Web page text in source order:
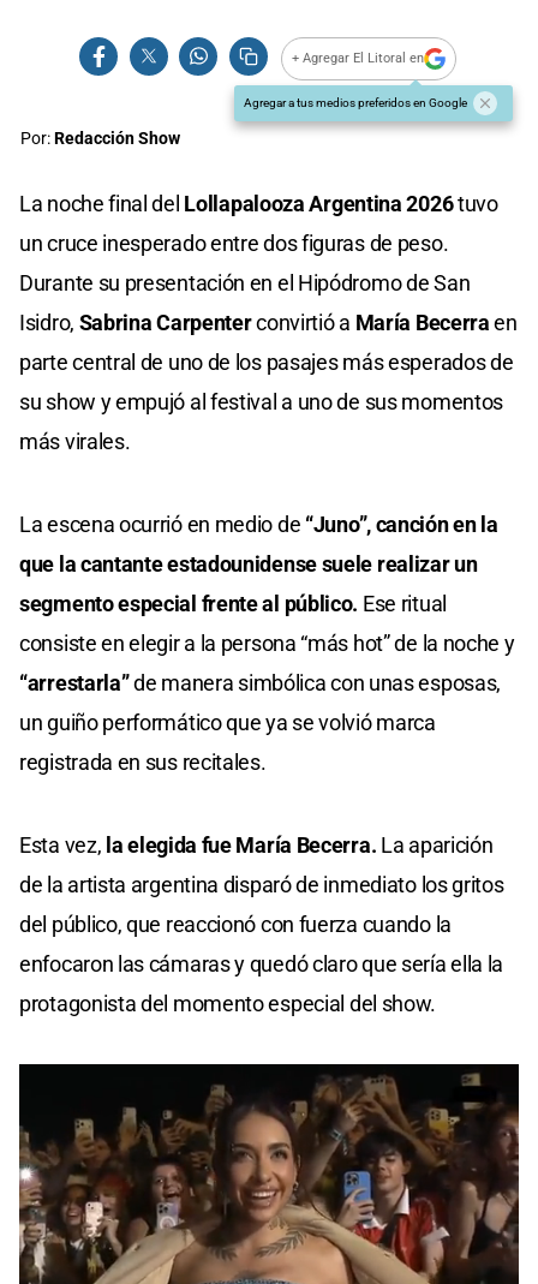
+ Agregar El Litoral en
Agregar a tus medios preferidos en Google
Por:Redacción Show
La noche final del Lollapalooza Argentina 2026tuvo
un cruce inesperado entre dos figuras de peso.
Durante su presentación en el Hipódromo de San
Isidro, Sabrina Carpenterconvirtió a María Becerraen
parte central de uno de los pasajes más esperados de
su show y empujó al festival a uno de sus momentos
más virales.
La escena ocurrió en medio de “Juno”, canción en la
que la cantante estadounidense suele realizar un
segmento especial frente al público. Ese ritual
consiste en elegir a la persona “más hot” de la noche y
“arrestarla”de manera simbólica con unas esposas,
un guiño performático que ya se volvió marca
registrada en sus recitales.
Esta vez, la elegida fue María Becerra. La aparición
de la artista argentina disparó de inmediato los gritos
del público, que reaccionó con fuerza cuando la
enfocaron las cámaras y quedó claro que sería ella la
protagonista del momento especial del show.